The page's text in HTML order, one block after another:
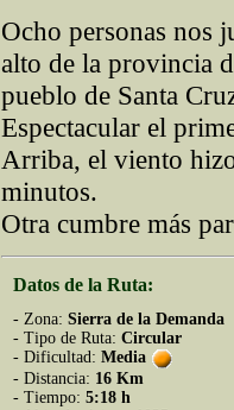
Ocho personas nos
alto de la provincia
pueblo de Santa
Espectacular el
Arriba, el viento
minutos.
Otra cumbre más
Datos de la Ruta:
- Zona: Sierra de la Demanda
- Tipo de Ruta: Circular
- Dificultad: Media
- Distancia: 16 Km
- Tiempo: 5:18 h